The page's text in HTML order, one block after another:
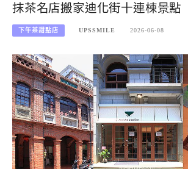
抹茶名店搬家迪化街十連棟景點
下午茶甜點店 UPSSMILE 2026-06-08